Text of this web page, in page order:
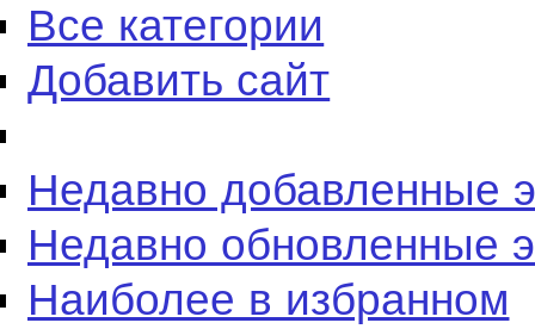
Все категории
Добавить сайт
Недавно добавленные
Недавно обновленные
Наиболее в избранном